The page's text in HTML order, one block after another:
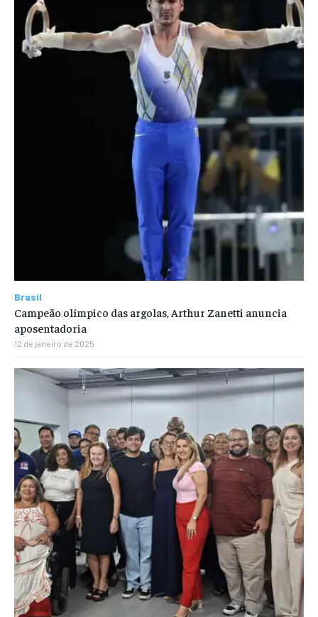
Brasil
Campeão olímpico das argolas, Arthur Zanetti anuncia
aposentadoria
12 de janeiro de 2025